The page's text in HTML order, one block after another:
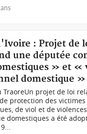
: Projet de
une députée
» et «
domestique »
TraoreUn projet de loi
protection des
de viol et de
domestiques a été